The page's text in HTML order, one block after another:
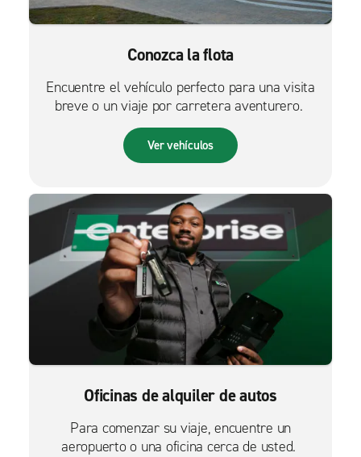
Conozca la flota
Encuentre el vehículo perfecto para una visita
breve o un viaje por carretera aventurero.
Ver vehículos
Oficinas de alquiler de autos
Para comenzar su viaje, encuentre un
aeropuerto o una oficina cerca de usted.